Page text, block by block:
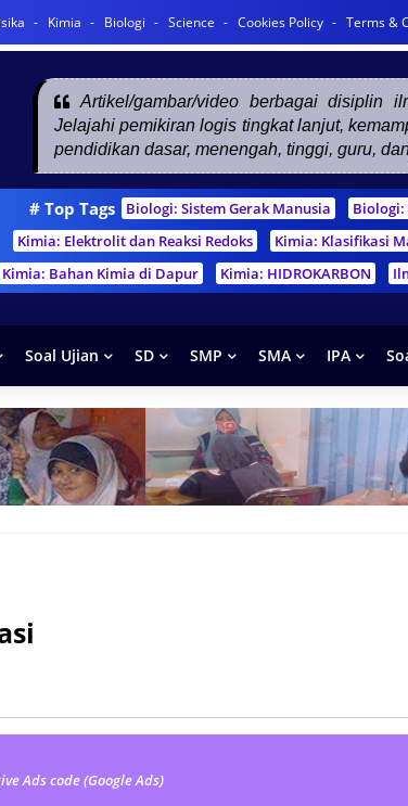
Kimia Biologi Science Cookies Policy Terms &
Artikel/gambar/video berbagai disiplin
Jelajahi pemikiran logis tingkat lanjut,
pendidikan dasar, menengah, tinggi, guru,
# Top Tags Biologi: Sistem Gerak Manusia Biologi:
Kimia: Elektrolit dan Reaksi Redoks
Kimia: Klasifikasi
Kimia: Bahan Kimia di Dapur
Kimia: HIDROKARBON
Soal Ujian SD SMP SMA IPA
Ads code (Google Ads)